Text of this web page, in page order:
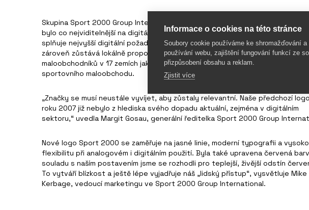
Skupina Sport 2000 Group International opět aktualizovala své logo. Cílem je,
bylo co nejviditelnější na digitálních platformách, uvedla společnost. Nový
splňuje nejvyšší digitální požadavky, posiluje mezinárodní rozpoznatelnost a
zároveň zůstává lokálně propojitelný. Zdůrazňuje jasné postavení více než 2
maloobchodníků v 17 zemích jako moderní, propojené komunity v odvětví
sportovního maloobchodu.
„Značky se musí neustále vyvíjet, aby zůstaly relevantní. Naše předchozí
roku 2007 již nebylo z hlediska svého dopadu aktuální, zejména v digitálním
sektoru,“ uvedla Margit Gosau, generální ředitelka Sport 2000 Group
Nové logo Sport 2000 se zaměřuje na jasné linie, moderní typografii a
flexibilitu při analogovém i digitálním použití. Byla také upravena červená
souladu s naším postavením jsme se rozhodli pro teplejší, živější odstín
To vytváří blízkost a ještě lépe vyjadřuje náš „lidský přístup“, vysvětluje Mike
Kerbage, vedoucí marketingu ve Sport 2000 Group International.
Informace o cookies na této stránce
Soubory cookie používáme ke shromažďování
používání webu, zajištění fungování funkcí ze
přizpůsobení obsahu a reklam.
Zjistit více